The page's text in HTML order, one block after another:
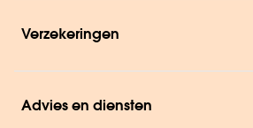
Verzekeringen
Advies en diensten